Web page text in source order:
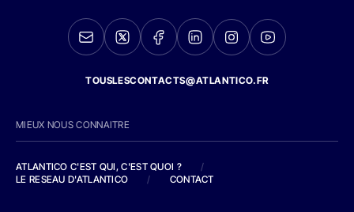
TOUSLESCONTACTS@ATLANTICO.FR
MIEUX NOUS CONNAITRE
ATLANTICO C'EST QUI, C'EST QUOI ?
/
LE RESEAU D'ATLANTICO
/ CONTACT